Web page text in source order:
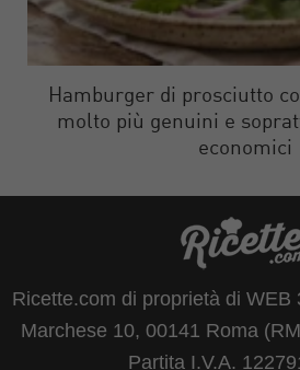
Hamburger di prosciutto
molto più genuini e
economici
Ricette.com di proprietà di WEB
Marchese 10, 00141 Roma
Partita I.V.A.